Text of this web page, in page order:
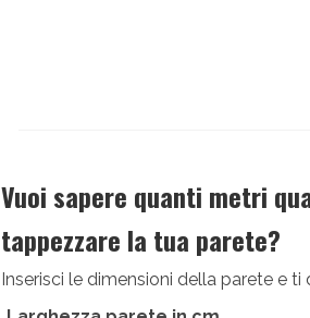
Vuoi sapere quanti metri
tappezzare la tua parete?
Inserisci le dimensioni della parete e